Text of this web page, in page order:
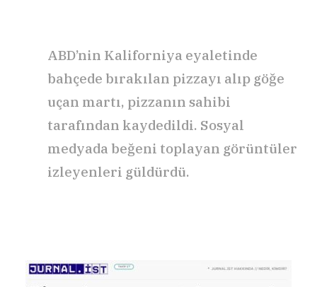
ABD’nin Kaliforniya eyaletinde
bahçede bırakılan pizzayı alıp göğe
uçan martı, pizzanın sahibi
tarafından kaydedildi. Sosyal
medyada beğeni toplayan görüntüler
izleyenleri güldürdü.